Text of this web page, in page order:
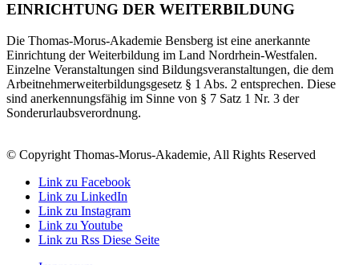
EINRICHTUNG DER WEITERBILDUNG
Die Thomas-Morus-Akademie Bensberg ist eine anerkannte
Einrichtung der Weiterbildung im Land Nordrhein-Westfalen.
Einzelne Veranstaltungen sind Bildungsveranstaltungen, die dem
Arbeitnehmerweiterbildungsgesetz § 1 Abs. 2 entsprechen. Diese
sind anerkennungsfähig im Sinne von § 7 Satz 1 Nr. 3 der
Sonderurlaubsverordnung.
© Copyright Thomas-Morus-Akademie, All Rights Reserved
Link zu Facebook
Link zu LinkedIn
Link zu Instagram
Link zu Youtube
Link zu Rss Diese Seite